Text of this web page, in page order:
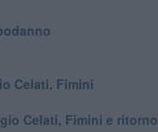
Celati, Fimini
Celati, Fimini e ritorno